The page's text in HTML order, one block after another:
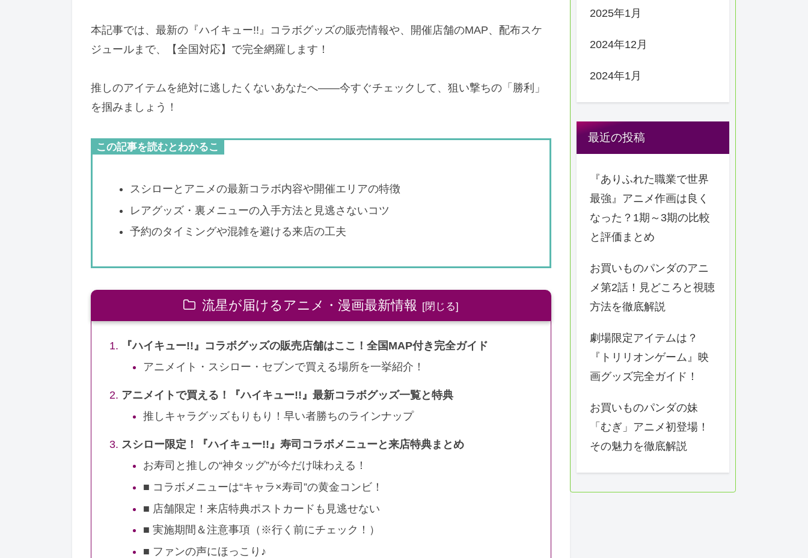
本記事では、最新の『ハイキュー!!』コラボグッズの販売情報や、開催店舗のMAP、配布スケ
ジュールまで、【全国対応】で完全網羅します！
推しのアイテムを絶対に逃したくないあなたへ――今すぐチェックして、狙い撃ちの「勝利」
を掴みましょう！
この記事を読むとわかるこ
スシローとアニメの最新コラボ内容や開催エリアの特徴
レアグッズ・裏メニューの入手方法と見逃さないコツ
予約のタイミングや混雑を避ける来店の工夫
流星が届けるアニメ・漫画最新情報
『ハイキュー!!』コラボグッズの販売店舗はここ！全国MAP付き完全ガイド
アニメイト・スシロー・セブンで買える場所を一挙紹介！
アニメイトで買える！『ハイキュー!!』最新コラボグッズ一覧と特典
推しキャラグッズもりもり！早い者勝ちのラインナップ
スシロー限定！『ハイキュー!!』寿司コラボメニューと来店特典まとめ
お寿司と推しの“神タッグ”が今だけ味わえる！
■ コラボメニューは“キャラ×寿司”の黄金コンビ！
■ 店舗限定！来店特典ポストカードも見逃せない
■ 実施期間＆注意事項（※行く前にチェック！）
■ ファンの声にほっこり♪
2025年1月
2024年12月
2024年1月
最近の投稿
『ありふれた職業で世界
最強』アニメ作画は良く
なった？1期～3期の比較
と評価まとめ
お買いものパンダのアニ
メ第2話！見どころと視聴
方法を徹底解説
劇場限定アイテムは？
『トリリオンゲーム』映
画グッズ完全ガイド！
お買いものパンダの妹
「むぎ」アニメ初登場！
その魅力を徹底解説